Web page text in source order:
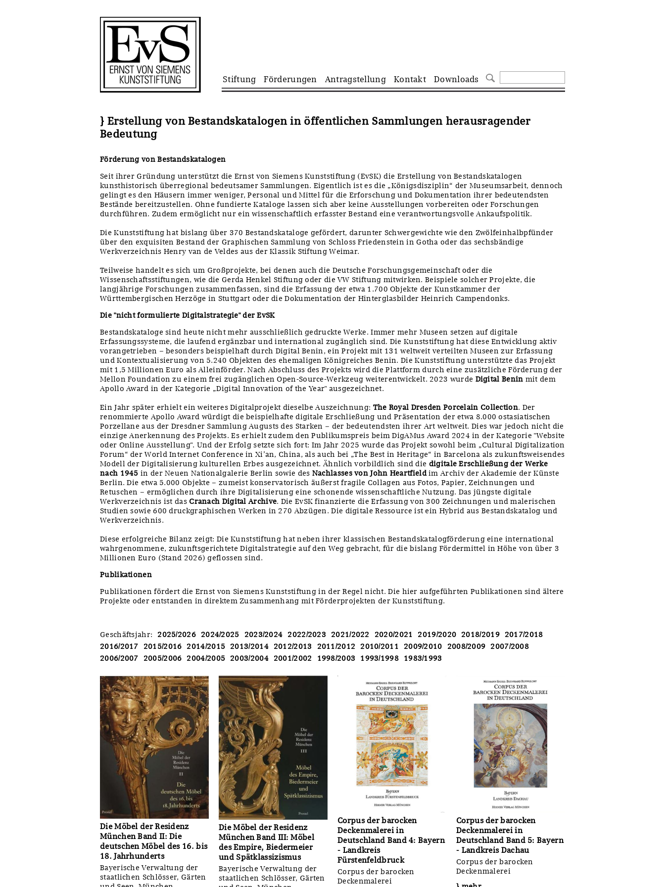
Navigation
überspringen
Stiftung Förderungen Antragstellung Kontakt Downloads
} Erstellung von Bestandskatalogen in öffentlichen Sammlungen herausragender
Bedeutung
Förderung von Bestandskatalogen
Seit ihrer Gründung unterstützt die Ernst von Siemens Kunststiftung (EvSK) die Erstellung von Bestandskatalogen
kunsthistorisch überregional bedeutsamer Sammlungen. Eigentlich ist es die „Königsdisziplin“ der Museumsarbeit, dennoch
gelingt es den Häusern immer weniger, Personal und Mittel für die Erforschung und Dokumentation ihrer bedeutendsten
Bestände bereitzustellen. Ohne fundierte Kataloge lassen sich aber keine Ausstellungen vorbereiten oder Forschungen
durchführen. Zudem ermöglicht nur ein wissenschaftlich erfasster Bestand eine verantwortungsvolle Ankaufspolitik.
Die Kunststiftung hat bislang über 370 Bestandskataloge gefördert, darunter Schwergewichte wie den Zwölfeinhalbpfünder
über den exquisiten Bestand der Graphischen Sammlung von Schloss Friedenstein in Gotha oder das sechsbändige
Werkverzeichnis Henry van de Veldes aus der Klassik Stiftung Weimar.
Teilweise handelt es sich um Großprojekte, bei denen auch die Deutsche Forschungsgemeinschaft oder die
Wissenschaftsstiftungen, wie die Gerda Henkel Stiftung oder die VW Stiftung mitwirken. Beispiele solcher Projekte, die
langjährige Forschungen zusammenfassen, sind die Erfassung der etwa 1.700 Objekte der Kunstkammer der
Württembergischen Herzöge in Stuttgart oder die Dokumentation der Hinterglasbilder Heinrich Campendonks.
Die "nicht formulierte Digitalstrategie" der EvSK
Bestandskataloge sind heute nicht mehr ausschließlich gedruckte Werke. Immer mehr Museen setzen auf digitale
Erfassungssysteme, die laufend ergänzbar und international zugänglich sind. Die Kunststiftung hat diese Entwicklung aktiv
vorangetrieben – besonders beispielhaft durch Digital Benin, ein Projekt mit 131 weltweit verteilten Museen zur Erfassung
und Kontextualisierung von 5.240 Objekten des ehemaligen Königreiches Benin. Die Kunststiftung unterstützte das Projekt
mit 1,5 Millionen Euro als Alleinförder. Nach Abschluss des Projekts wird die Plattform durch eine zusätzliche Förderung der
Mellon Foundation zu einem frei zugänglichen Open-Source-Werkzeug weiterentwickelt. 2023 wurde Digital Benin mit dem
Apollo Award in der Kategorie „Digital Innovation of the Year" ausgezeichnet.
Ein Jahr später erhielt ein weiteres Digitalprojekt dieselbe Auszeichnung: The Royal Dresden Porcelain Collection. Der
renommierte Apollo Award würdigt die beispielhafte digitale Erschließung und Präsentation der etwa 8.000 ostasiatischen
Porzellane aus der Dresdner Sammlung Augusts des Starken – der bedeutendsten ihrer Art weltweit. Dies war jedoch nicht die
einzige Anerkennung des Projekts. Es erhielt zudem den Publikumspreis beim DigAMus Award 2024 in der Kategorie "Website
oder Online Ausstellung". Und der Erfolg setzte sich fort: Im Jahr 2025 wurde das Projekt sowohl beim „Cultural Digitalization
Forum“ der World Internet Conference in Xi’an, China, als auch bei „The Best in Heritage“ in Barcelona als zukunftsweisendes
Modell der Digitalisierung kulturellen Erbes ausgezeichnet. Ähnlich vorbildlich sind die digitale Erschließung der Werke
nach 1945 in der Neuen Nationalgalerie Berlin sowie des Nachlasses von John Heartfieldim Archiv der Akademie der Künste
Berlin. Die etwa 5.000 Objekte – zumeist konservatorisch äußerst fragile Collagen aus Fotos, Papier, Zeichnungen und
Retuschen – ermöglichen durch ihre Digitalisierung eine schonende wissenschaftliche Nutzung. Das jüngste digitale
Werkverzeichnis ist das Cranach Digital Archive. Die EvSK finanzierte die Erfassung von 300 Zeichnungen und malerischen
Studien sowie 600 druckgraphischen Werken in 270 Abzügen. Die digitale Ressource ist ein Hybrid aus Bestandskatalog und
Werkverzeichnis.
Diese erfolgreiche Bilanz zeigt: Die Kunststiftung hat neben ihrer klassischen Bestandskatalogförderung eine international
wahrgenommene, zukunftsgerichtete Digitalstrategie auf den Weg gebracht, für die bislang Fördermittel in Höhe von über 3
Millionen Euro (Stand 2026) geflossen sind.
Publikationen
Publikationen fördert die Ernst von Siemens Kunststiftung in der Regel nicht. Die hier aufgeführten Publikationen sind ältere
Projekte oder entstanden in direktem Zusammenhang mit Förderprojekten der Kunststiftung.
Geschäftsjahr: 2025/2026 2024/2025 2023/2024 2022/2023 2021/2022 2020/2021 2019/2020 2018/2019
2017/2018
2016/2017
2015/2016 2014/2015 2013/2014 2012/2013 2011/2012 2010/2011 2009/2010 2008/2009
2007/2008
2006/2007
2005/2006 2004/2005 2003/2004 2001/2002 1998/2003 1993/1998 1983/1993
Die Möbel der Residenz
München Band II: Die
deutschen Möbel des 16. bis
18. Jahrhunderts
Bayerische Verwaltung der
staatlichen Schlösser, Gärten
Die Möbel der Residenz
München Band III: Möbel
des Empire, Biedermeier
und Spätklassizismus
Bayerische Verwaltung der
staatlichen Schlösser, Gärten
Corpus der barocken
Deckenmalerei in
Deutschland Band 4: Bayern
- Landkreis
Fürstenfeldbruck
Corpus der barocken
Deckenmalerei
Corpus der barocken
Deckenmalerei in
Deutschland Band 5: Bayern
- Landkreis Dachau
Corpus der barocken
Deckenmalerei